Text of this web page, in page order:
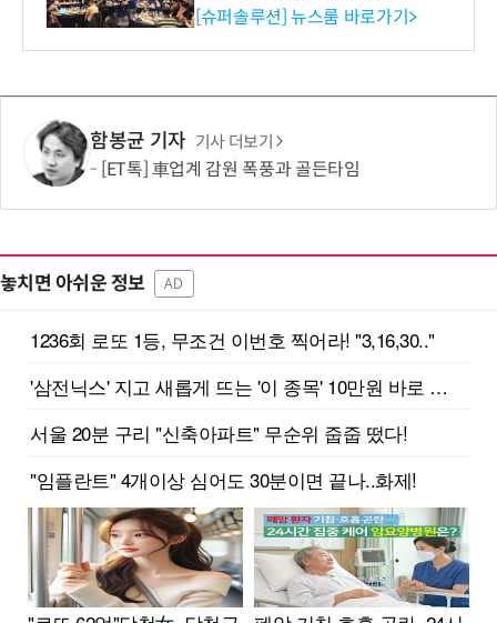
리 성료
[슈퍼솔루션] 뉴스룸 바로가기>
함봉균 기자 기사 더보기
[ET톡] 車업계 감원 폭풍과 골든타임
놓치면 아쉬운 정보 AD